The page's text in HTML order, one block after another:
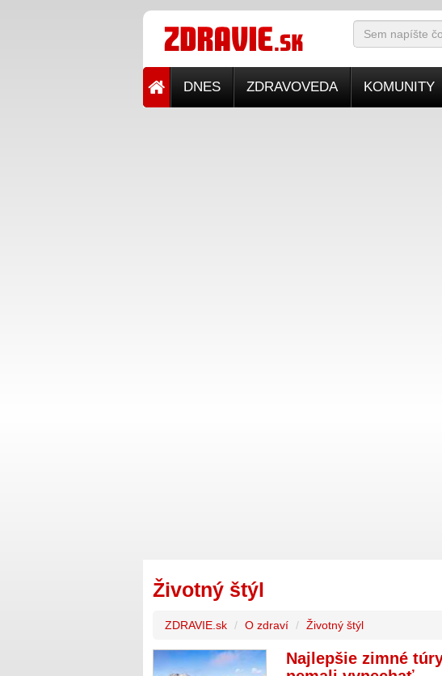
DNES ZDRAVOVEDA KOMUNITY
Životný štýl
ZDRAVIE.sk O zdraví Životný štýl
Najlepšie zimné